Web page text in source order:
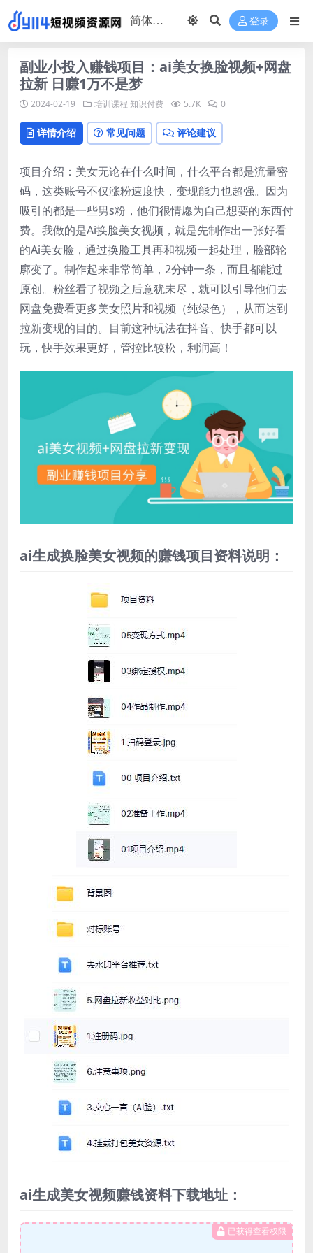
登录
副业小投入赚钱项目：ai美女换脸视频+网盘
拉新 日赚1万不是梦
2024-02-19 培训课程 知识付费 5.7K 0
详情介绍 常见问题 评论建议
项目介绍：美女无论在什么时间，什么平台都是流量密
码，这类账号不仅涨粉速度快，变现能力也超强。因为
吸引的都是一些男s粉，他们很情愿为自己想要的东西付
费。我做的是Ai换脸美女视频，就是先制作出一张好看
的Ai美女脸，通过换脸工具再和视频一起处理，脸部轮
廓变了。制作起来非常简单，2分钟一条，而且都能过
原创。粉丝看了视频之后意犹未尽，就可以引导他们去
网盘免费看更多美女照片和视频（纯绿色），从而达到
拉新变现的目的。目前这种玩法在抖音、快手都可以
玩，快手效果更好，管控比较松，利润高！
ai生成换脸美女视频的赚钱项目资料说明：
ai生成美女视频赚钱资料下载地址：
已获得查看权限